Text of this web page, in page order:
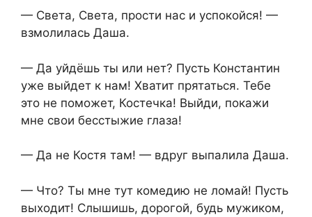
— Света, Света, прости нас и успокойся! —
взмолилась Даша.
— Да уйдёшь ты или нет? Пусть Константин
уже выйдет к нам! Хватит прятаться. Тебе
это не поможет, Костечка! Выйди, покажи
мне свои бесстыжие глаза!
— Да не Костя там! — вдруг выпалила Даша.
— Что? Ты мне тут комедию не ломай! Пусть
выходит! Слышишь, дорогой, будь мужиком,